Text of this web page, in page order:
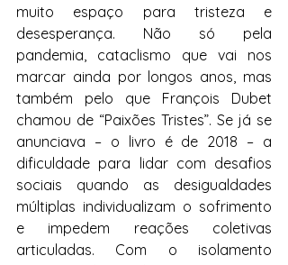
muito espaço para tristeza e
desesperança. Não só pela
pandemia, cataclismo que vai nos
marcar ainda por longos anos, mas
também pelo que François Dubet
chamou de “Paixões Tristes”. Se já se
anunciava – o livro é de 2018 – a
dificuldade para lidar com desafios
sociais quando as desigualdades
múltiplas individualizam o sofrimento
e impedem reações coletivas
articuladas. Com o isolamento